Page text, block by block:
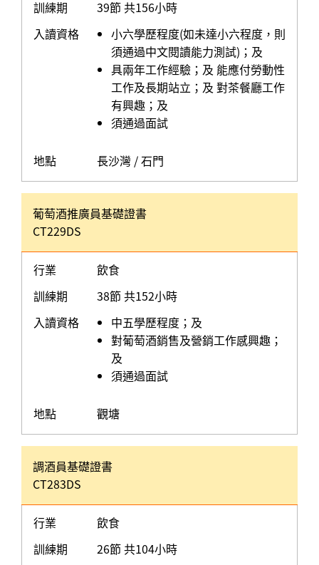
訓練期
39節 共156小時
入讀資格
小六學歷程度(如未達小六程度，則
須通過中文閱讀能力測試)；及
具兩年工作經驗；及 能應付勞動性
工作及長期站立；及 對茶餐廳工作
有興趣；及
須通過面試
地點 長沙灣 / 石門
葡萄酒推廣員基礎證書
CT229DS
行業
飲食
訓練期
38節 共152小時
入讀資格
中五學歷程度；及
對葡萄酒銷售及營銷工作感興趣；
及
須通過面試
地點 觀塘
調酒員基礎證書
CT283DS
行業
飲食
訓練期
26節 共104小時